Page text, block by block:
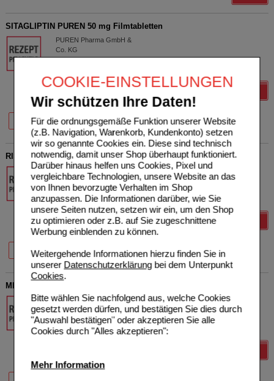
COOKIE-EINSTELLUNGEN
Wir schützen Ihre Daten!
Für die ordnungsgemäße Funktion unserer Website
(z.B. Navigation, Warenkorb, Kundenkonto) setzen
wir so genannte Cookies ein. Diese sind technisch
notwendig, damit unser Shop überhaupt funktioniert.
Darüber hinaus helfen uns Cookies, Pixel und
vergleichbare Technologien, unsere Website an das
von Ihnen bevorzugte Verhalten im Shop
anzupassen. Die Informationen darüber, wie Sie
unsere Seiten nutzen, setzen wir ein, um den Shop
zu optimieren oder z.B. auf Sie zugeschnittene
Werbung einblenden zu können.
Weitergehende Informationen hierzu finden Sie in
unserer Datenschutzerklärungbei dem Unterpunkt
Cookies.
Bitte wählen Sie nachfolgend aus, welche Cookies
gesetzt werden dürfen, und bestätigen Sie dies durch
"Auswahl bestätigen" oder akzeptieren Sie alle
Cookies durch "Alles akzeptieren":
Mehr Information
SITAGLIPTIN PUREN 50 mg Filmtabletten
PUREN Pharma GmbH &
Co. KG
17844908
28 St 98 St
RISPERIDON Aurobindo 1 mg Filmtabletten
PUREN Pharma GmbH &
Co. KG
07713507
100St Filmtabletten
20 St 50 St 100 St
MIRTAZAPIN Aurobindo 45 mg Filmtabletten
PUREN Pharma GmbH &
Co. KG
03675804
100St Filmtabletten